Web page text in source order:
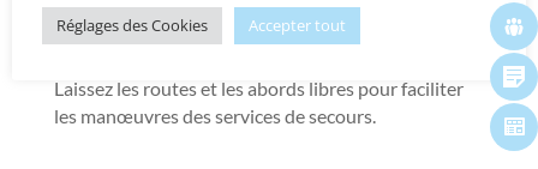
massif.
Laissez les routes et les abords libres pour faciliter
les manœuvres des services de secours.
Réglages des Cookies Accepter tout